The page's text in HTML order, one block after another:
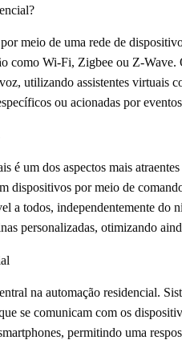
meio de uma rede de
como Wi-Fi, Zigbee ou Z-Wave.
utilizando assistentes virtuais
ou acionadas por
é um dos aspectos mais
dispositivos por meio de
a todos, independentemente do
personalizadas, otimizando
na automação residencial.
se comunicam com os
permitindo uma